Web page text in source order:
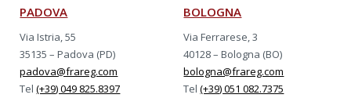
PADOVA
Via Istria, 55
35135 – Padova (PD)
padova@frareg.com
Tel(+39) 049 825.8397
BOLOGNA
Via Ferrarese, 3
40128 – Bologna (BO)
bologna@frareg.com
Tel(+39) 051 082.7375